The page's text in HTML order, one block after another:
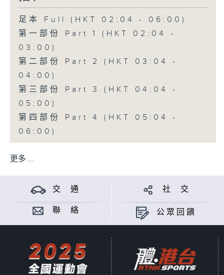
足本 Full (HKT 02:04 - 06:00)
第一部份 Part 1 (HKT 02:04 -
03:00)
第二部份 Part 2 (HKT 03:04 -
04:00)
第三部份 Part 3 (HKT 04:04 -
05:00)
第四部份 Part 4 (HKT 05:04 -
06:00)
更多 ...
交 通 社 交
聯 絡 公眾回饋